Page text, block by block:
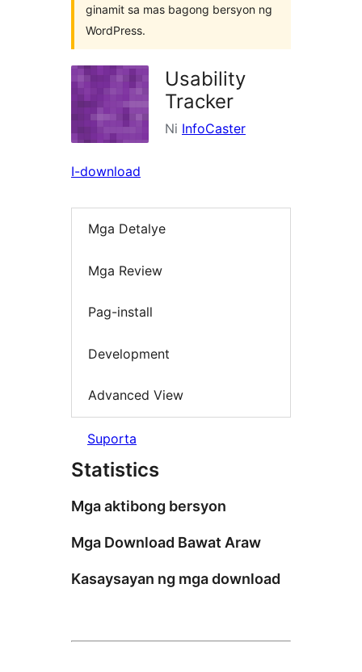
ginamit sa mas bagong bersyon ng
WordPress.
Usability
Tracker
Ni InfoCaster
I-download
Mga Detalye
Mga Review
Pag-install
Development
Advanced View
Suporta
Statistics
Mga aktibong bersyon
Mga Download Bawat Araw
Kasaysayan ng mga download